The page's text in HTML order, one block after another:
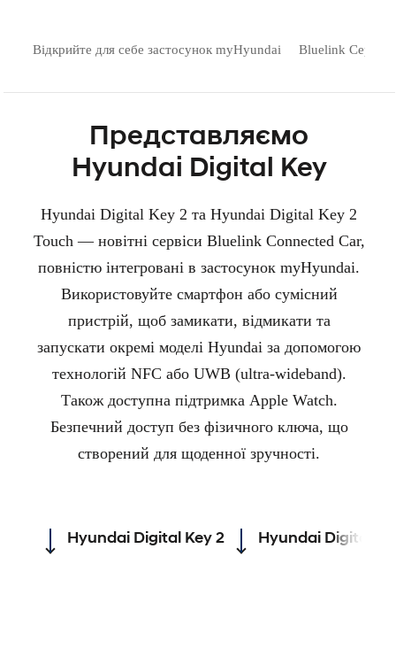
Відкрийте для себе застосунок myHyundai Bluelink Сервіси
Представляємо
Hyundai Digital Key
Hyundai Digital Key 2 та Hyundai Digital Key 2
Touch — новітні сервіси Bluelink Connected Car,
повністю інтегровані в застосунок myHyundai.
Використовуйте смартфон або сумісний
пристрій, щоб замикати, відмикати та
запускати окремі моделі Hyundai за допомогою
технологій NFC або UWB (ultra-wideband).
Також доступна підтримка Apple Watch.
Безпечний доступ без фізичного ключа, що
створений для щоденної зручності.
Hyundai Digital Key 2 Hyundai Digital